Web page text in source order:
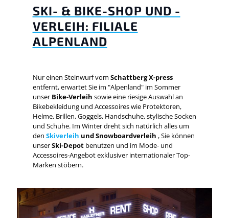
SKI- & BIKE-SHOP UND -
VERLEIH: FILIALE
ALPENLAND
Nur einen Steinwurf vom Schattberg X-press
entfernt, erwartet Sie im "Alpenland" im Sommer
unser Bike-Verleih sowie eine riesige Auswahl an
Bikebekleidung und Accessoires wie Protektoren,
Helme, Brillen, Goggels, Handschuhe, stylische Socken
und Schuhe. Im Winter dreht sich natürlich alles um
den Skiverleih und Snowboardverleih , Sie können
unserSki-Depotbenutzen und im Mode- und
Accessoires-Angebot exklusiver internationaler Top-
Marken stöbern.